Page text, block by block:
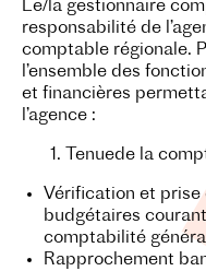
Le/la gestionnaire
responsabilité de
comptable régionale.
l’ensemble des
et financières
l’agence :
Tenuede la
Vérification et prise
budgétaires
comptabilité
Rapprochement